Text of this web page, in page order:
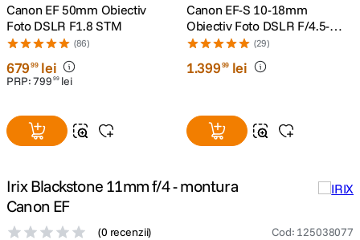
9 dji mic mini
10 . dji osmo pocket 4
Canon EF 50mm Obiectiv
Foto DSLR F1.8 STM
(86)
67999 lei
PRP:799 99 lei
Canon EF-S 10-18mm
Obiectiv Foto DSLR F/4.5-5.6
IS STM
(29)
1.39999 lei
Irix Blackstone 11mm f/4 - montura
Canon EF
(0 recenzii) Cod: 125038077